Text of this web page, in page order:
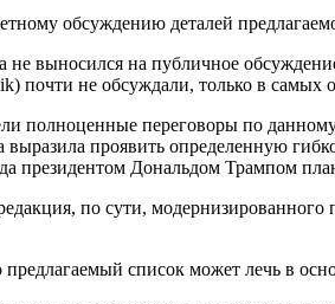
обсуждению деталей
выносился на публичное
не обсуждали, только в самых
переговоры по
проявить определенную
президентом Дональдом Трампом
по сути,
список может лечь в